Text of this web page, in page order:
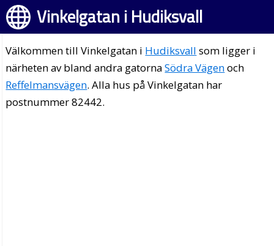
Vinkelgatan i Hudiksvall
Välkommen till Vinkelgatan i Hudiksvall som ligger i
närheten av bland andra gatornaSödra Vägenoch
Reffelmansvägen. Alla hus på Vinkelgatan har
postnummer 82442.